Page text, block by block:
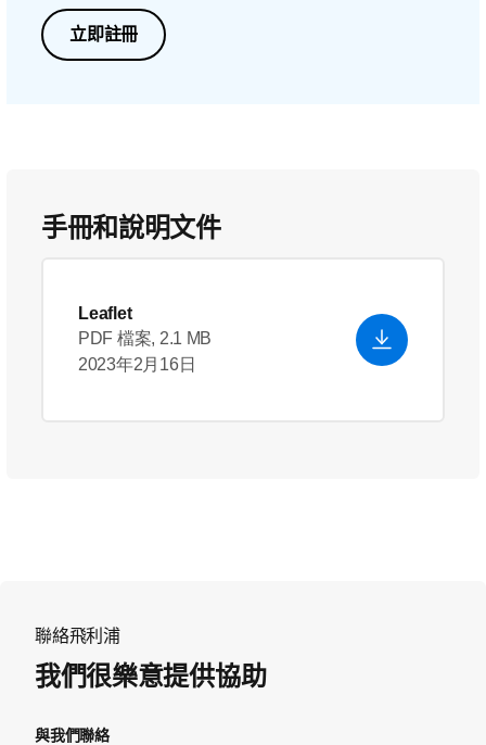
立即註冊
手冊和說明文件
Leaflet
PDF 檔案, 2.1 MB
2023年2月16日
聯絡飛利浦
我們很樂意提供協助
與我們聯絡